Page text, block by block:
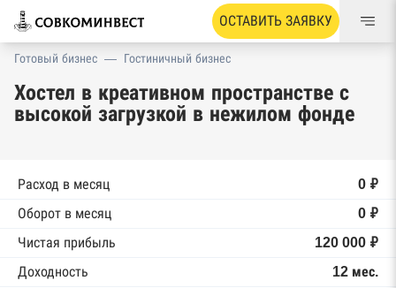
ОСТАВИТЬ ЗАЯВКУ
Готовый бизнес — Гостиничный бизнес
Хостел в креативном пространстве с
высокой загрузкой в нежилом фонде
Расход в месяц
0 ₽
Оборот в месяц
0 ₽
Чистая прибыль
120 000 ₽
Доходность
12 мес.